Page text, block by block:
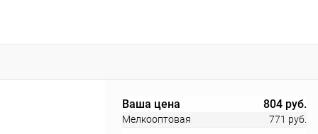
Ваша цена 804 руб.
Мелкооптовая 771 руб.